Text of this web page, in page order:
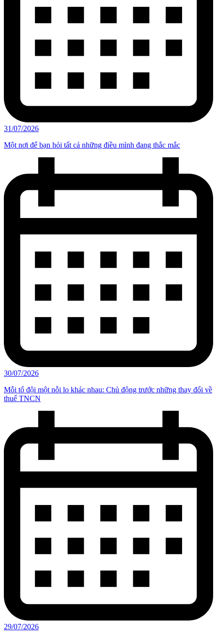
31/07/2026
Một nơi để bạn hỏi tất cả những điều mình đang thắc mắc
30/07/2026
Mỗi tổ đội một nỗi lo khác nhau: Chủ động trước những thay đổi về
thuế TNCN
29/07/2026